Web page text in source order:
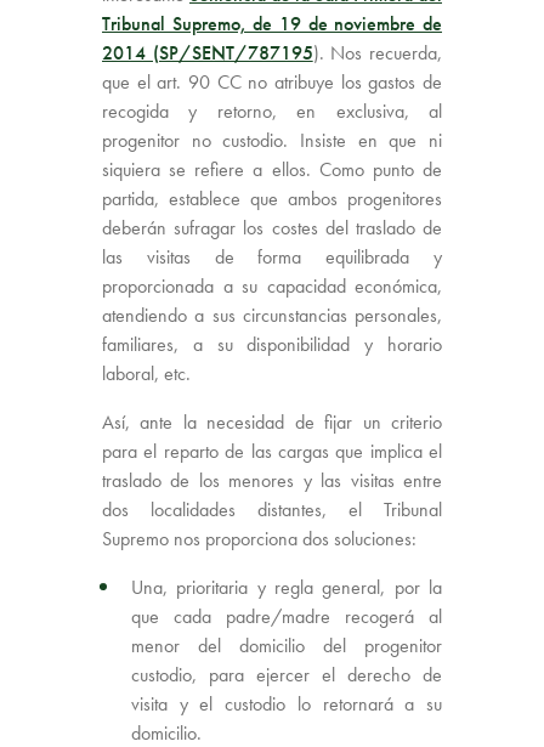
Tribunal Supremo, de 19 de noviembre de
2014 (SP/SENT/787195). Nos recuerda,
que el art. 90 CC no atribuye los gastos de
recogida y retorno, en exclusiva, al
progenitor no custodio. Insiste en que ni
siquiera se refiere a ellos. Como punto de
partida, establece que ambos progenitores
deberán sufragar los costes del traslado de
las visitas de forma equilibrada y
proporcionada a su capacidad económica,
atendiendo a sus circunstancias personales,
familiares, a su disponibilidad y horario
laboral, etc.
Así, ante la necesidad de fijar un criterio
para el reparto de las cargas que implica el
traslado de los menores y las visitas entre
dos localidades distantes, el Tribunal
Supremo nos proporciona dos soluciones:
Una, prioritaria y regla general, por la
que cada padre/madre recogerá al
menor del domicilio del progenitor
custodio, para ejercer el derecho de
visita y el custodio lo retornará a su
domicilio.